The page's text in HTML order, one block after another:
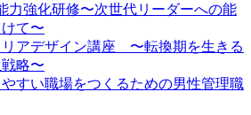
力強化研修〜次世代リーダーへの能
て〜
アデザイン講座 〜転換期を生きる
略〜
すい職場をつくるための男性管理職